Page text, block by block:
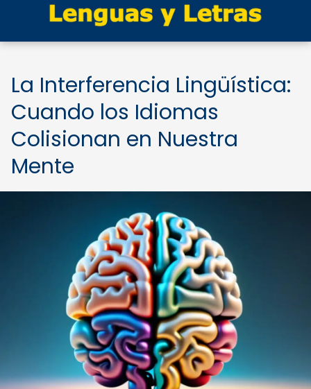
La Interferencia Lingüística:
Cuando los Idiomas
Colisionan en Nuestra
Mente